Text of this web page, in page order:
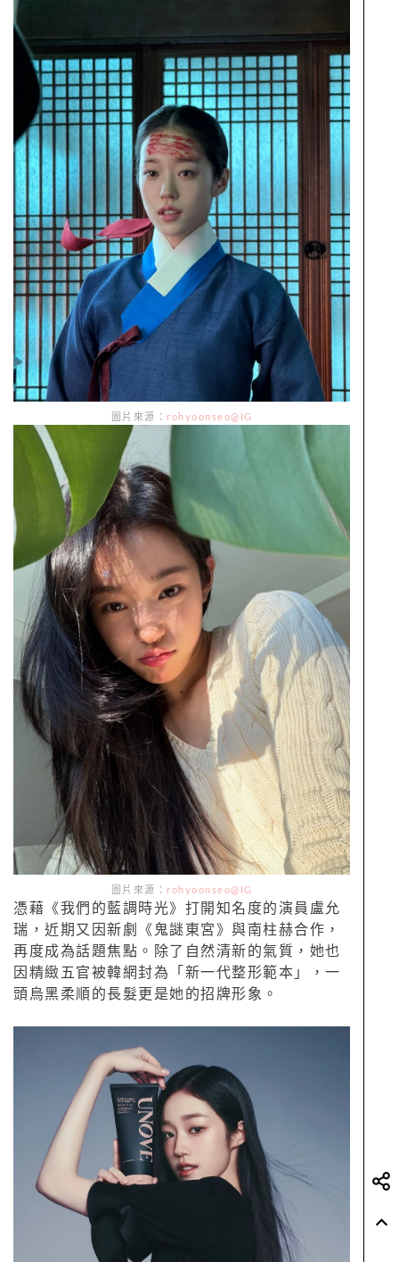
圖片來源： rohyoonseo@IG
圖片來源： rohyoonseo@IG
憑藉《我們的藍調時光》打開知名度的演員盧允
瑞，近期又因新劇《鬼謎東宮》與南柱赫合作，
再度成為話題焦點。除了自然清新的氣質，她也
因精緻五官被韓網封為「新一代整形範本」，一
頭烏黑柔順的長髮更是她的招牌形象。